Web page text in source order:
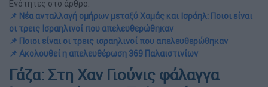
Ενότητες στο άρθρο:
📌 Νέα ανταλλαγή ομήρων μεταξύ Χαμάς και Ισράηλ: Ποιοι είναι
οι τρεις Ισραηλινοί που απελευθερώθηκαν
📌 Ποιοι είναι οι τρεις ισραηλινοί που απελευθερώθηκαν
📌 Ακολουθεί η απελευθέρωση 369 Παλαιστινίων
Γάζα: Στη Χαν Γιούνις φάλαγγα